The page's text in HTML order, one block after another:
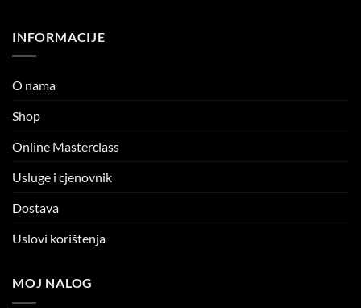
INFORMACIJE
O nama
Shop
Online Masterclass
Usluge i cjenovnik
Dostava
Uslovi korištenja
MOJ NALOG